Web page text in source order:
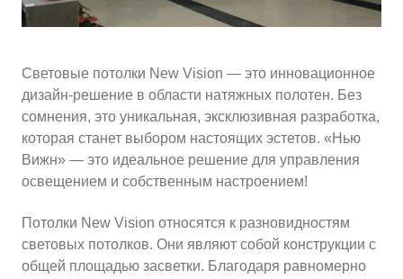
Световые потолки New Vision — это инновационное
дизайн-решение в области натяжных полотен. Без
сомнения, это уникальная, эксклюзивная разработка,
которая станет выбором настоящих эстетов. «Нью
Вижн» — это идеальное решение для управления
освещением и собственным настроением!
Потолки New Vision относятся к разновидностям
световых потолков. Они являют собой конструкции с
общей площадью засветки. Благодаря равномерно